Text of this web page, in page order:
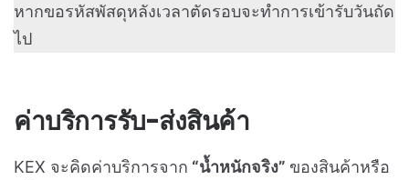
หากขอรหัสพัสดุหลังเวลาตัดรอบจะทำการเข้ารับวันถัด
ไป
ค่าบริการรับ-ส่งสินค้า
KEX จะคิดค่าบริการจาก “น้ำหนักจริง” ของสินค้าหรือ